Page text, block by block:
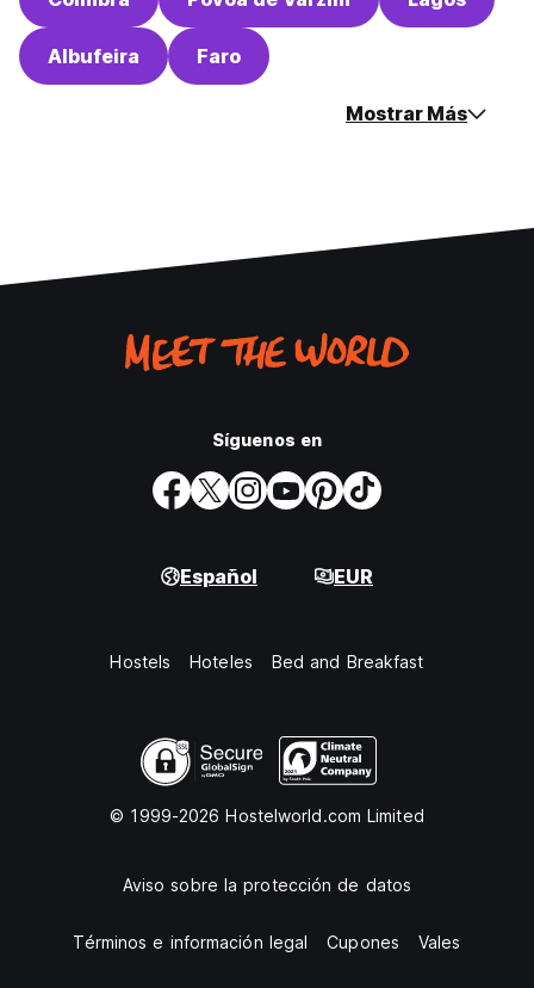
Albufeira Faro
Mostrar Más
Síguenos en
Español EUR
Hostels Hoteles Bed and Breakfast
© 1999-2026 Hostelworld.com Limited
Aviso sobre la protección de datos
Términos e información legal Cupones Vales